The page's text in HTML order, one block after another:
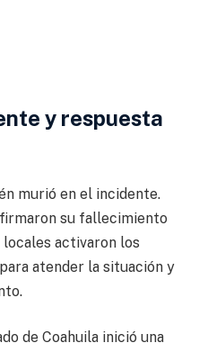
y respuesta
murió en el incidente.
su fallecimiento
locales activaron los
atender la situación y
de Coahuila inició una